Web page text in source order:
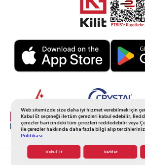
Web sitemizde size daha iyi hizmet verebilmek için
Kabul Et seçeneği ile tüm çerezleri kabul edebilir,
çerezler haricindeki tüm çerezleri reddedebilir veya
ile çerezler hakkında daha fazla bilgi alıp
Politikası
Kabul Et Reddet
© 2026 Tüm Hakkı Saklıdır.